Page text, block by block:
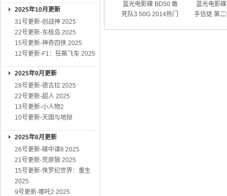
2025年10月更新
31号更新-创战神 2025
22号更新-东极岛 2025
15号更新-神奇四侠 2025
12号更新-F1：狂飙飞车 2025
2025年9月更新
28号更新-德古拉 2025
22号更新-超人 2025
13号更新-小人物2
10号更新-天国与地狱
2025年8月更新
26号更新-碟中谍8 2025
21号更新-荒原狼 2025
15号更新-侏罗纪世界：重生
2025
9号更新-哪吒2 2025
蓝光电影碟 BD50 敢
死队3 50G 2014热门
蓝光电影
手信徒 第